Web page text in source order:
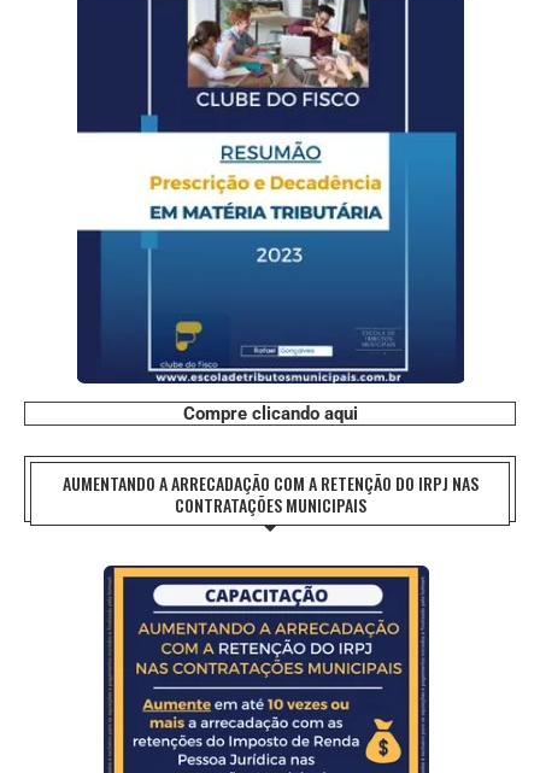
Compre clicando aqui
AUMENTANDO A ARRECADAÇÃO COM A RETENÇÃO DO IRPJ NAS
CONTRATAÇÕES MUNICIPAIS